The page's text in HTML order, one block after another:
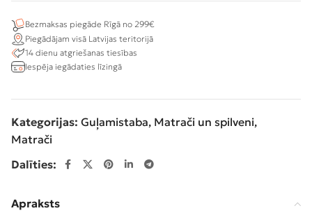
Bezmaksas piegāde Rīgā no 299€
Piegādājam visā Latvijas teritorijā
14 dienu atgriešanas tiesības
Iespēja iegādaties līzingā
Kategorijas: Guļamistaba, Matrači un spilveni,
Matrači
Dalīties:
Apraksts